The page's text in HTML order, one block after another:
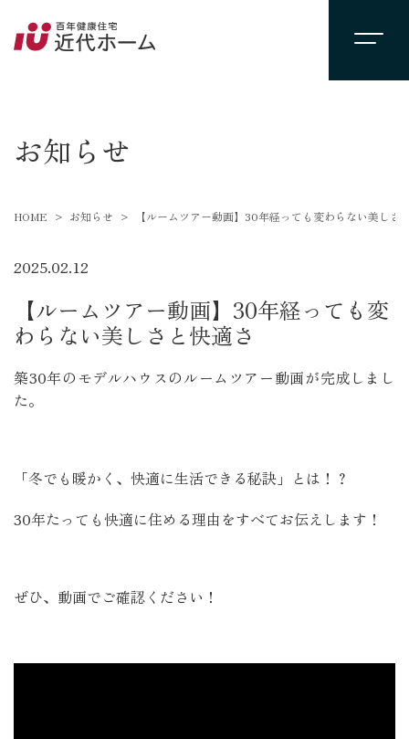
お知らせ
HOME お知らせ 【ルームツアー動画】30年経っても変わらない美しさ
2025.02.12
【ルームツアー動画】30年経っても変
わらない美しさと快適さ
築30年のモデルハウスのルームツアー動画が完成しまし
た。
「冬でも暖かく、快適に生活できる秘訣」とは！？
30年たっても快適に住める理由をすべてお伝えします！
ぜひ、動画でご確認ください！